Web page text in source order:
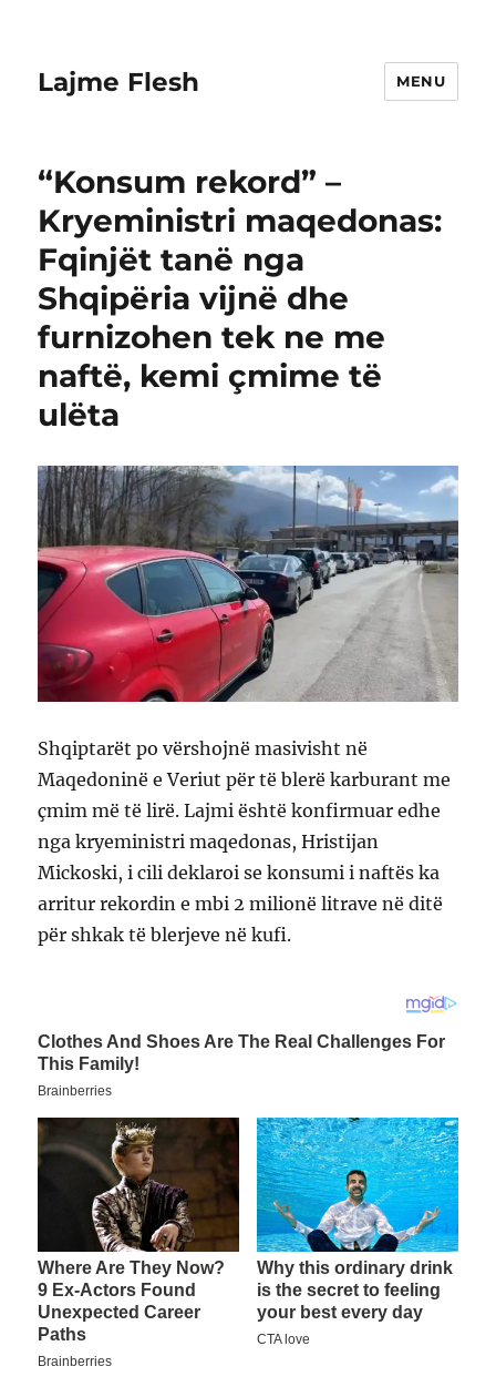
Lajme Flesh MENU
“Konsum rekord” –
Kryeministri maqedonas:
Fqinjët tanë nga
Shqipëria vijnë dhe
furnizohen tek ne me
naftë, kemi çmime të
ulëta
Shqiptarët po vërshojnë masivisht në
Maqedoninë e Veriut për të blerë karburant me
çmim më të lirë. Lajmi është konfirmuar edhe
nga kryeministri maqedonas, Hristijan
Mickoski, i cili deklaroi se konsumi i naftës ka
arritur rekordin e mbi 2 milionë litrave në ditë
për shkak të blerjeve në kufi.